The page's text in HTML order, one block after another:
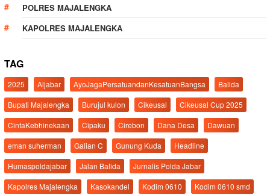
POLRES MAJALENGKA
KAPOLRES MAJALENGKA
TAG
2025 Aljabar AyoJagaPersatuandanKesatuanBangsa
Balida
Bupati Majalengka
Burujul kulon Cikeusal
Cikeusal Cup 2025
CintaKebhinekaan
Cipaku Cirebon Dana Desa
Dawuan
eman suherman
Galian C Gunung Kuda
Headline
Humaspoldajabar
Jalan Balida
Jurnalis Polda Jabar
Kapolres Majalengka
Kasokandel Kodim 0610
Kodim 0610 smd